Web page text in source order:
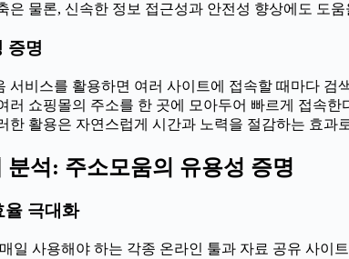
은 물론, 신속한 정보 접근성과 안전성 향상에도 도움
증명
서비스를 활용하면 여러 사이트에 접속할 때마다
러 쇼핑몰의 주소를 한 곳에 모아두어 빠르게 접속한
한 활용은 자연스럽게 시간과 노력을 절감하는 효과
분석: 주소모움의 유용성 증명
율 극대화
일 사용해야 하는 각종 온라인 툴과 자료 공유 사